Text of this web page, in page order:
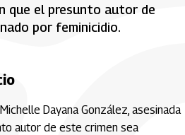
que el presunto autor de
por feminicidio.
Dayana González, asesinada
autor de este crimen sea